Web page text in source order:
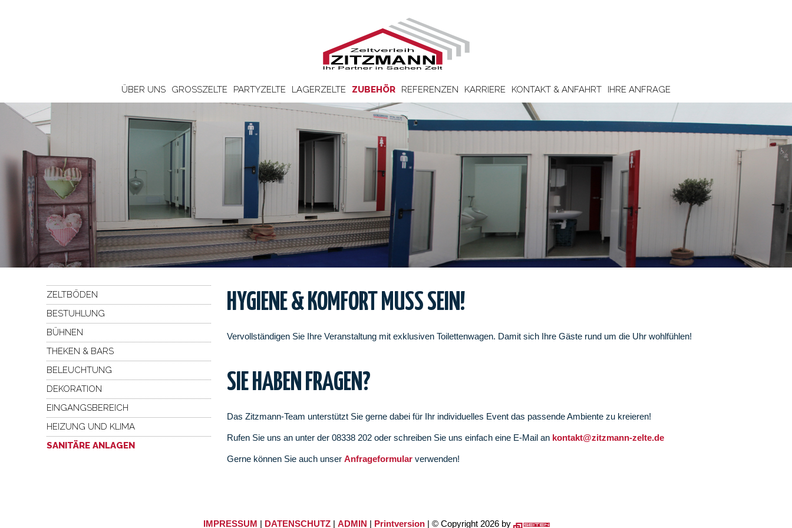
ÜBER UNS GROSSZELTE PARTYZELTE LAGERZELTE ZUBEHÖR REFERENZEN KARRIERE KONTAKT & ANFAHRT IHRE ANFRAGE
ZELTBÖDEN
BESTUHLUNG
BÜHNEN
THEKEN & BARS
BELEUCHTUNG
DEKORATION
EINGANGSBEREICH
HEIZUNG UND KLIMA
SANITÄRE ANLAGEN
HYGIENE & KOMFORT MUSS SEIN!
Vervollständigen Sie Ihre Veranstaltung mit exklusiven Toilettenwagen. Damit sich Ihre Gäste rund um die Uhr wohlfühlen!
SIE HABEN FRAGEN?
Das Zitzmann-Team unterstützt Sie gerne dabei für Ihr individuelles Event das passende Ambiente zu kreieren!
Rufen Sie uns an unter der 08338 202 oder schreiben Sie uns einfach eine E-Mail an kontakt@zitzmann-zelte.de
Gerne können Sie auch unser Anfrageformular verwenden!
IMPRESSUM | DATENSCHUTZ| ADMIN | Printversion| © Copyright 2026 by